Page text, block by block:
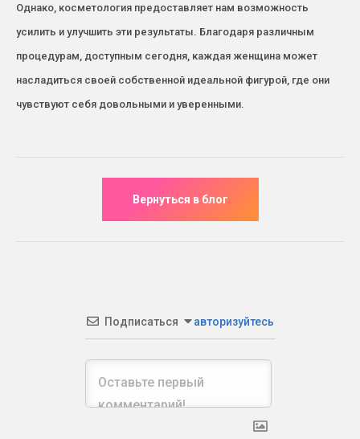
Однако, косметология предоставляет нам возможность
усилить и улучшить эти результаты. Благодаря различным
процедурам, доступным сегодня, каждая женщина может
насладиться своей собственной идеальной фигурой, где они
чувствуют себя довольными и уверенными.
Подписаться авторизуйтесь